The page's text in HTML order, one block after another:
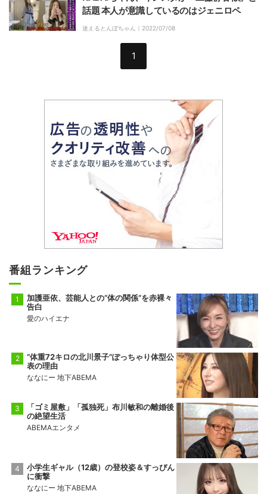
話題 本人が意識しているのはジェニロペ
迷えるとんぼちゃん｜ 2022/07/08
1
番組ランキング
加護亜依、芸能人との“体の関係”を赤裸々
告白
愛のハイエナ
“体重72キロの北川景子”ぽっちゃり体型公
表の理由
ななにー 地下ABEMA
「ゴミ屋敷」「孤独死」布川敏和の離婚後
の絶望生活
ABEMAエンタメ
小学生ギャル（12歳）の登校姿＆すっぴん
に衝撃
ななにー 地下ABEMA